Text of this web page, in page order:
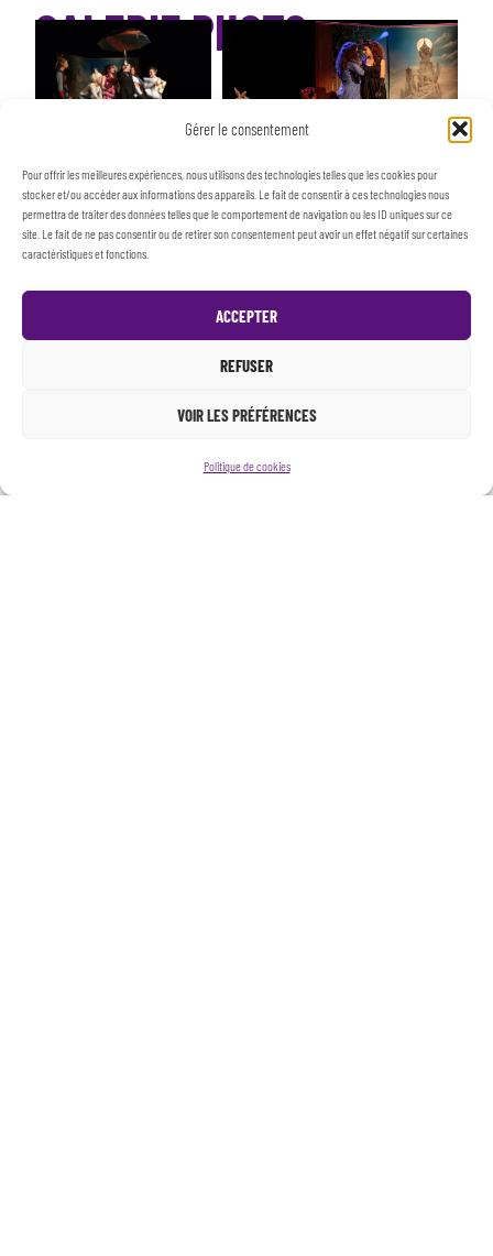
Gérer le consentement
Pour offrir les meilleures expériences, nous utilisons des technologies telles que les cookies pour
stocker et/ou accéder aux informations des appareils. Le fait de consentir à ces technologies nous
permettra de traiter des données telles que le comportement de navigation ou les ID uniques sur ce
site. Le fait de ne pas consentir ou de retirer son consentement peut avoir un effet négatif sur certaines
caractéristiques et fonctions.
ACCEPTER
REFUSER
VOIR LES PRÉFÉRENCES
Politique de cookies
GALERIE PHOTO